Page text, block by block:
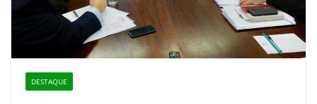
DESTAQUE